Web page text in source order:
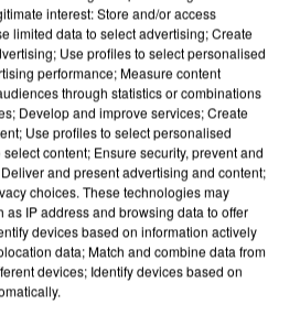
EMPORTÉE PAR UNE
interest: Store and/or access
limited data to select advertising; Create
Use profiles to select personalised
performance; Measure content
through statistics or combinations
Develop and improve services; Create
Use profiles to select personalised
content; Ensure security, prevent and
and present advertising and content;
choices. These technologies may
as IP address and browsing data to offer
devices based on information actively
data; Match and combine data from
devices; Identify devices based on